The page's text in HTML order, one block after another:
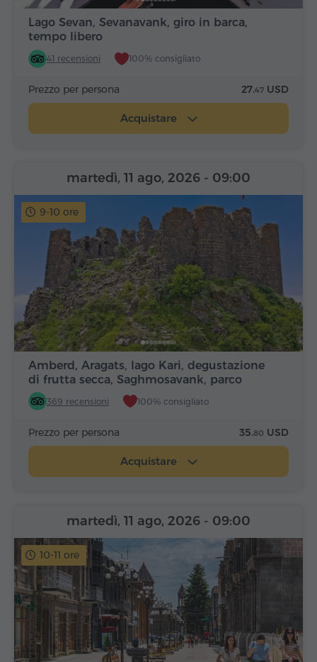
Lago Sevan, Sevanavank, giro in barca,
tempo libero
41 recensioni 100% consigliato
Prezzo per persona 27.47 USD
Acquistare
9-10 ore
Amberd, Aragats, lago Kari, degustazione
di frutta secca, Saghmosavank, parco
Alfabeto
369 recensioni 100% consigliato
martedì, 11 ago, 2026 - 09:00
Prezzo per persona 35.80 USD
Acquistare
10-11 ore
martedì, 11 ago, 2026 - 09:00